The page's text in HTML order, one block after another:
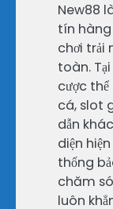
New88
tín hàng
chơi trải
toàn.
cược
cá, slot
dẫn
diện
thống
chăm
luôn